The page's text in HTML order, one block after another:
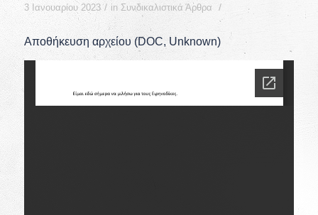
3 Ιανουαρίου 2023 / in Συνδικαλιστικά Άρθρα /
Αποθήκευση αρχείου (DOC, Unknown)